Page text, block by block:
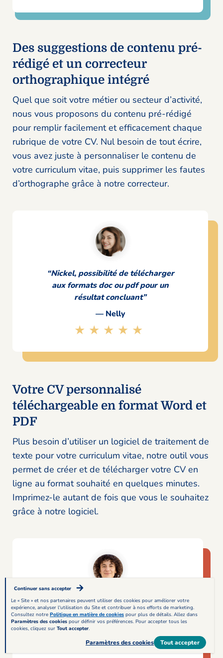
Des suggestions de contenu pré-
rédigé et un correcteur
orthographique intégré
Quel que soit votre métier ou secteur d’activité,
nous vous proposons du contenu pré-rédigé
pour remplir facilement et efficacement chaque
rubrique de votre CV. Nul besoin de tout écrire,
vous avez juste à personnaliser le contenu de
votre curriculum vitae, puis supprimer les fautes
d’orthographe grâce à notre correcteur.
Votre CV personnalisé
téléchargeable en format Word et
PDF
Plus besoin d’utiliser un logiciel de traitement de
texte pour votre curriculum vitae, notre outil vous
permet de créer et de télécharger votre CV en
ligne au format souhaité en quelques minutes.
Imprimez-le autant de fois que vous le souhaitez
grâce à notre logiciel.
“Nickel, possibilité de télécharger
aux formats doc ou pdf pour un
résultat concluant”
— Nelly
★★★★★
“Excellent outil de création de CV
en ligne”
★★★★★
Continuer sans accepter
Le « Site » et nos partenaires peuvent utiliser des cookies pour améliorer votre
expérience, analyser l'utilisation du Site et contribuer à nos efforts de marketing.
Consultez notre Politique en matière de cookies pour plus de détails. Allez dans
Paramètres des cookies pour définir vos préférences. Pour accepter tous les
cookies, cliquez sur Tout accepter.
Tout accepter
Paramètres des cookies